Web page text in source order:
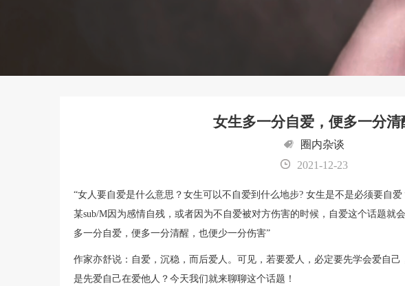
女生多一分自爱，便多一分清
圈内杂谈
2021-12-23
“女人要自爱是什么意思？女生可以不自爱到什么地步? 女生是不是必须要自
某sub/M因为感情自残，或者因为不自爱被对方伤害的时候，自爱这个话题就
多一分自爱，便多一分清醒，也便少一分伤害”
作家亦舒说：自爱，沉稳，而后爱人。可见，若要爱人，必定要先学会爱自
是先爱自己在爱他人？今天我们就来聊聊这个话题！